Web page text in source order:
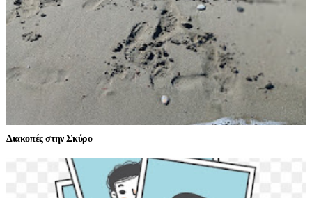
Διακοπές στην Σκύρο